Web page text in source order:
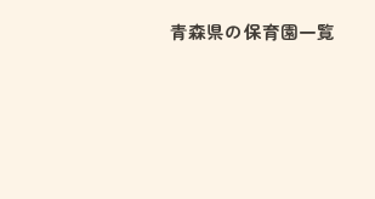
青森県の保育園一覧